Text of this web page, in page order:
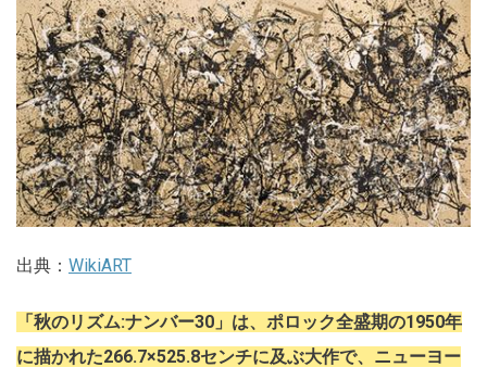
出典： WikiART
「秋のリズム:ナンバー30」は、ポロック全盛期の1950年
に描かれた266.7×525.8センチに及ぶ大作で、ニューヨー